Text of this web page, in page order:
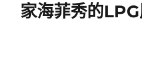
家海菲秀的